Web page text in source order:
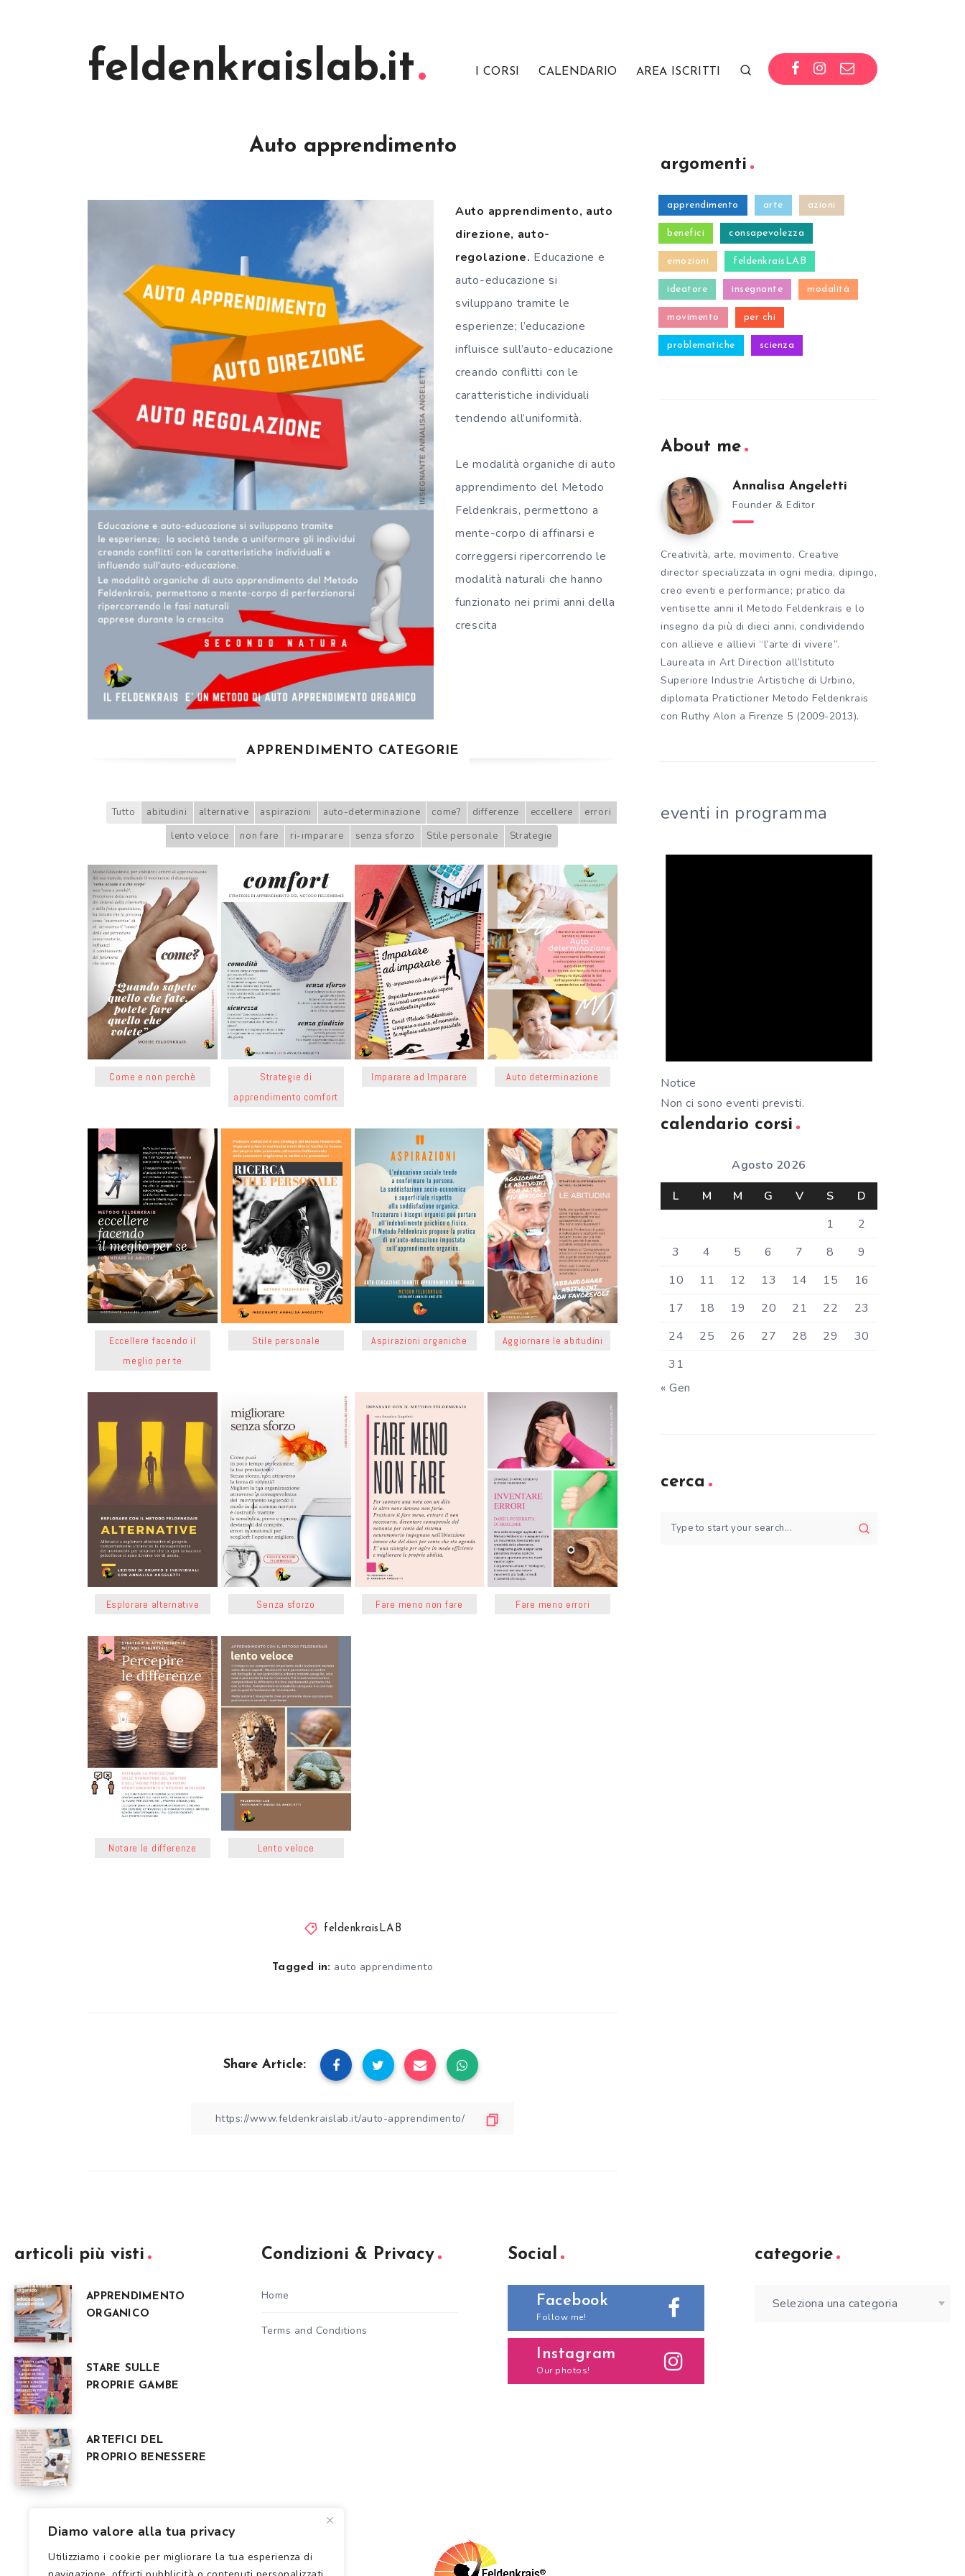
Diamo valore alla tua privacy
Utilizziamo i cookie per migliorare la tua esperienza di
feldenkraislab.it I CORSI CALENDARIO AREA ISCRITTI
Auto apprendimento
Auto apprendimento, auto
direzione, auto-
regolazione. Educazione e
auto-educazione si
sviluppano tramite le
esperienze; l’educazione
influisce sull’auto-educazione
creando conflitti con le
caratteristiche individuali
tendendo all’uniformità.
Le modalità organiche di auto
apprendimento del Metodo
Feldenkrais, permettono a
mente-corpo di affinarsi e
correggersi ripercorrendo le
modalità naturali che hanno
funzionato nei primi anni della
crescita
APPRENDIMENTO CATEGORIE
Tutto abitudini alternative aspirazioni auto-determinazione come? differenze eccellere
errori
lento veloce
non fare ri-imparare senza sforzo Stile personale Strategie
Come e non perchè
Strategie di
apprendimento comfort
Imparare ad Imparare Auto determinazione
Eccellere facendo il
meglio per te
Stile personale Aspirazioni organiche Aggiornare le abitudini
Esplorare alternative Senza sforzo Fare meno non fare Fare meno errori
Notare le differenze Lento veloce
feldenkraisLAB
Tagged in: auto apprendimento
Share Article:
argomenti
apprendimento arte azioni
benefici consapevolezza
emozioni feldenkraisLAB
ideatore insegnante modalità
movimento per chi
problematiche scienza
About me
Annalisa Angeletti
Founder & Editor
Creatività, arte, movimento. Creative
director specializzata in ogni media, dipingo,
creo eventi e performance; pratico da
ventisette anni il Metodo Feldenkrais e lo
insegno da più di dieci anni, condividendo
con allieve e allievi “l’arte di vivere”.
Laureata in Art Direction all’Istituto
Superiore Industrie Artistiche di Urbino,
diplomata Pratictioner Metodo Feldenkrais
con Ruthy Alon a Firenze 5 (2009-2013).
eventi in programma
Notice
Non ci sono eventi previsti.
calendario corsi
Agosto 2026
L
M M G V S
D
1
2
3
4 5 6 7 8
9
10
11 12 13 14 15
16
17
18 19 20 21 22
23
24
25 26 27 28 29
30
31
« Gen
cerca
articoli più visti
APPRENDIMENTO
ORGANICO
STARE SULLE
PROPRIE GAMBE
ARTEFICI DEL
PROPRIO BENESSERE
Condizioni & Privacy
Home
Terms and Conditions
Social
Facebook
Follow me!
Instagram
Our photos!
categorie